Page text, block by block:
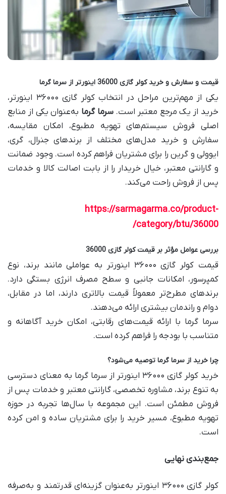
قیمت و سفارش و خرید کولر گازی 36000 اینورتر از سرما گرما
یکی از مهم‌ترین مراحل در انتخاب کولر گازی ۳۶۰۰۰ اینورتر،
خرید از یک مرجع معتبر است. سرما گرما به‌عنوان یکی از منابع
اصلی فروش سیستم‌های تهویه مطبوع، امکان مقایسه،
سفارش و خرید مدل‌های مختلف از برندهای جنرال، گری،
ایوولی و گرین را برای مشتریان فراهم کرده است. وجود ضمانت
و گارانتی معتبر، خیال خریدار را از بابت اصالت کالا و خدمات
پس از فروش راحت می‌کند.
https://sarmagarma.co/product-
category/btu/36000/
بررسی عوامل مؤثر بر قیمت کولر گازی 36000
قیمت کولر گازی ۳۶۰۰۰ اینورتر به عواملی مانند برند، نوع
کمپرسور، امکانات جانبی و سطح مصرف انرژی بستگی دارد.
برندهای مطرح‌تر معمولاً قیمت بالاتری دارند، اما در مقابل،
دوام و راندمان بیشتری ارائه می‌دهند.
سرما گرما با ارائه قیمت‌های رقابتی، امکان خرید آگاهانه و
متناسب با بودجه را فراهم کرده است.
چرا خرید از سرما گرما توصیه می‌شود؟
خرید کولر گازی ۳۶۰۰۰ اینورتر از سرما گرما به معنای دسترسی
به تنوع برند، مشاوره تخصصی، گارانتی معتبر و خدمات پس از
فروش مطمئن است. این مجموعه با سال‌ها تجربه در حوزه
تهویه مطبوع، مسیر خرید را برای مشتریان ساده و امن کرده
است.
جمع‌بندی نهایی
کولر گازی ۳۶۰۰۰ اینورتر به‌عنوان گزینه‌ای قدرتمند و به‌صرفه